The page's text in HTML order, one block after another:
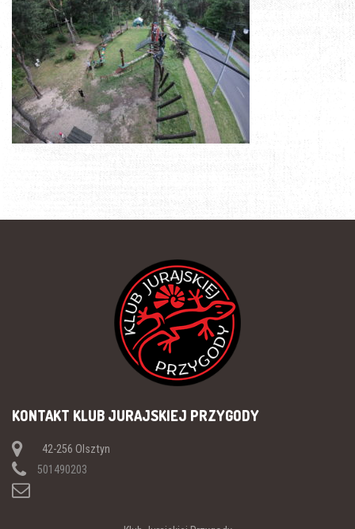
KONTAKT KLUB JURAJSKIEJ PRZYGODY
42-256 Olsztyn
501490203